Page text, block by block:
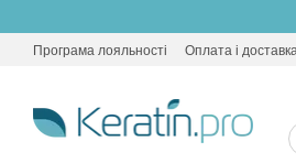
Програма лояльності Оплата і